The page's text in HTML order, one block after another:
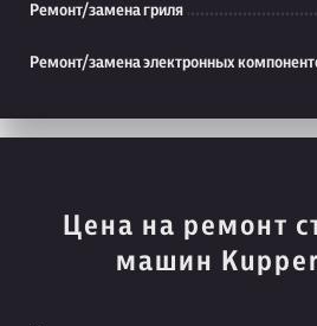
Ремонт/замена гриля
Ремонт/замена электронных
Цена на ремонт
машин